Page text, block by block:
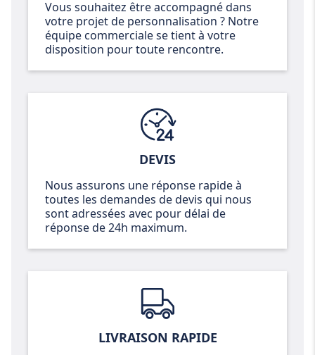
Vous souhaitez être accompagné dans
votre projet de personnalisation ? Notre
équipe commerciale se tient à votre
disposition pour toute rencontre.
DEVIS
Nous assurons une réponse rapide à
toutes les demandes de devis qui nous
sont adressées avec pour délai de
réponse de 24h maximum.
LIVRAISON RAPIDE